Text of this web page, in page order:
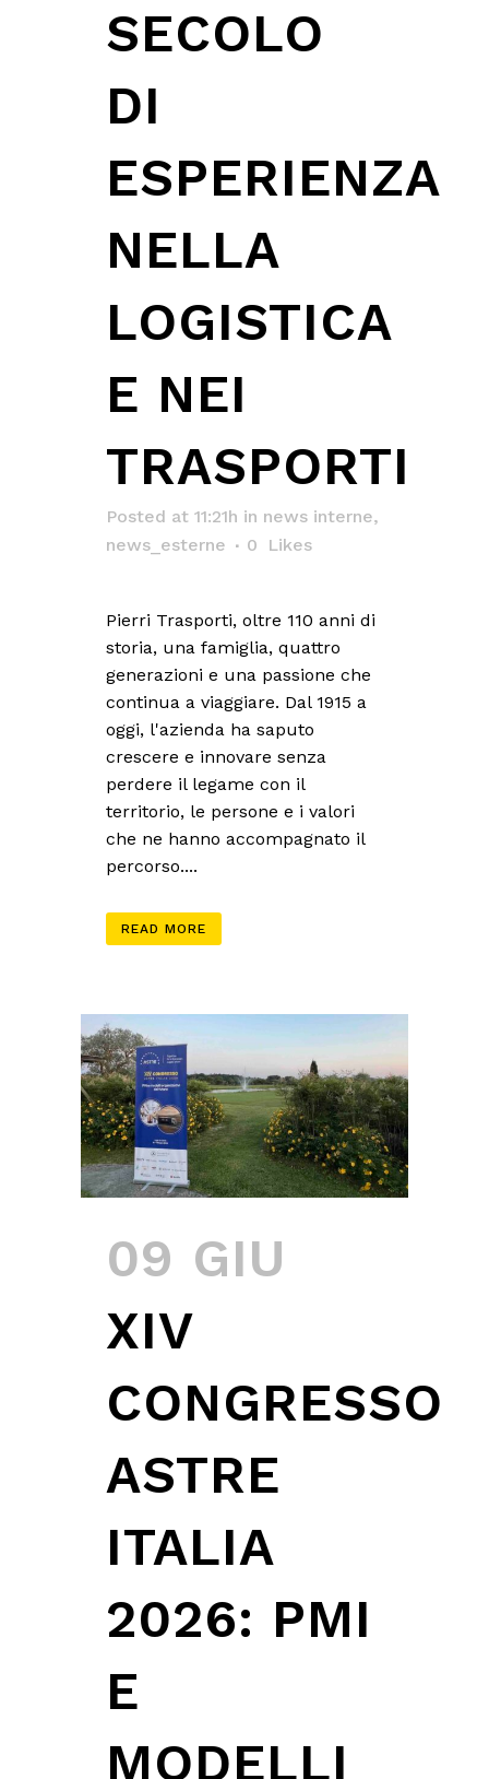
SECOLO
DI
ESPERIENZA
NELLA
LOGISTICA
E NEI
TRASPORTI
Posted at 11:21h in news interne,
news_esterne
0 Likes
Pierri Trasporti, oltre 110 anni di
storia, una famiglia, quattro
generazioni e una passione che
continua a viaggiare. Dal 1915 a
oggi, l'azienda ha saputo
crescere e innovare senza
perdere il legame con il
territorio, le persone e i valori
che ne hanno accompagnato il
percorso....
READ MORE
09 GIU
XIV
CONGRESSO
ASTRE
ITALIA
2026: PMI
E
MODELLI